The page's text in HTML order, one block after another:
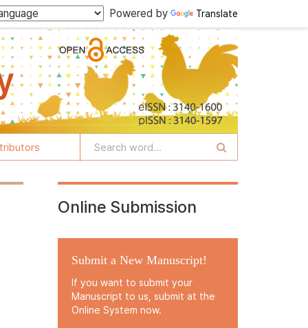
Powered by Translate
Online Submission
Submit a New Manuscript!
If you want to submit your
Manuscript to us, submit at the
Online System now.